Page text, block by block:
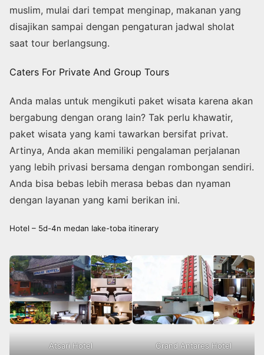
muslim, mulai dari tempat menginap, makanan yang
disajikan sampai dengan pengaturan jadwal sholat
saat tour berlangsung.
Caters For Private And Group Tours
Anda malas untuk mengikuti paket wisata karena akan
bergabung dengan orang lain? Tak perlu khawatir,
paket wisata yang kami tawarkan bersifat privat.
Artinya, Anda akan memiliki pengalaman perjalanan
yang lebih privasi bersama dengan rombongan sendiri.
Anda bisa bebas lebih merasa bebas dan nyaman
dengan layanan yang kami berikan ini.
Hotel – 5d-4n medan lake-toba itinerary
Atsari Hotel Grand Antares Hotel